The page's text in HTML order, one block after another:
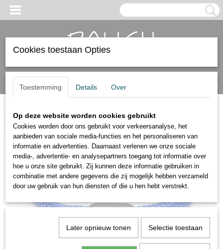
Inloggen Registreren
(0)
Home >Dames armbanden>zeiltouwarmbanden
Zeiltouwarmband kobaltblauw.
Cookies toestaan Opties
Toestemming Details Over
Op deze website worden cookies gebruikt
Cookies worden door ons gebruikt voor verkeersanalyse, het
aanbieden van sociale media-functies en het personaliseren van
informatie en advertenties. Daarnaast verlenen we onze sociale
media-, advertentie- en analysepartners toegang tot informatie over
hoe u onze site gebruikt. Zij kunnen deze informatie gebruiken in
combinatie met andere gegevens die zij mogelijk hebben verzameld
door uw gebruik van hun diensten of die u hen hebt verstrekt.
Later opnieuw tonen Selectie toestaan